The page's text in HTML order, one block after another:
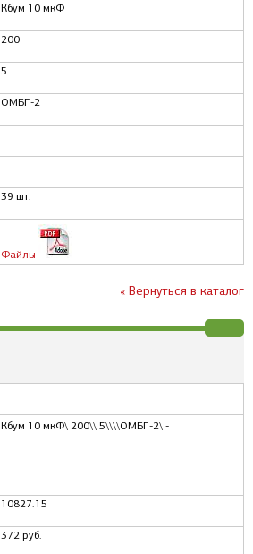
Кбум 10 мкФ
200
5
ОМБГ-2
39 шт.
Файлы
« Вернуться в каталог
Кбум 10 мкФ\ 200\\ 5\\\\ОМБГ-2\ -
10827.15
372 руб.